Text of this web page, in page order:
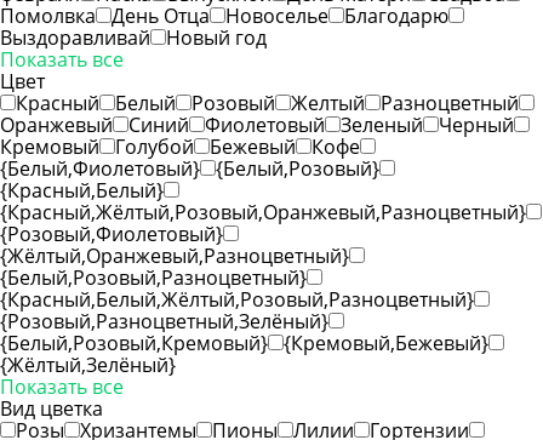
Помолвка
День Отца Новоселье
Благодарю
Выздоравливай
Новый год
Показать все
Цвет
Красный
Белый Розовый Желтый
Разноцветный
Оранжевый
Синий Фиолетовый Зеленый
Черный
Кремовый
Голубой Бежевый
Кофе
{Белый,Фиолетовый} {Белый,Розовый}
{Красный,Белый}
{Красный,Жёлтый,Розовый,Оранжевый,Разноцветный}
{Розовый,Фиолетовый}
{Жёлтый,Оранжевый,Разноцветный}
{Белый,Розовый,Разноцветный}
{Красный,Белый,Жёлтый,Розовый,Разноцветный}
{Розовый,Разноцветный,Зелёный}
{Белый,Розовый,Кремовый} {Кремовый,Бежевый}
{Жёлтый,Зелёный}
Показать все
Вид цветка
Розы
Хризантемы Пионы Лилии
Гортензии